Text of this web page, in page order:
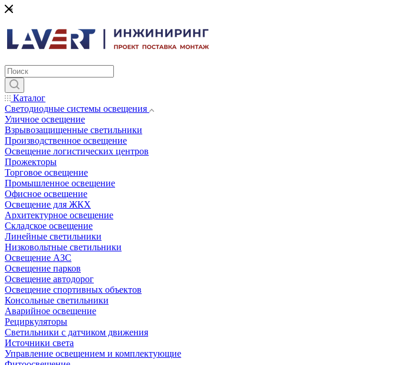
Каталог
Светодиодные системы освещения
Уличное освещение
Взрывозащищенные светильники
Производственное освещение
Освещение логистических центров
Прожекторы
Торговое освещение
Промышленное освещение
Офисное освещение
Освещение для ЖКХ
Архитектурное освещение
Складское освещение
Линейные светильники
Низковольтные светильники
Освещение АЗС
Освещение парков
Освещение автодорог
Освещение спортивных объектов
Консольные светильники
Аварийное освещение
Рециркуляторы
Светильники с датчиком движения
Источники света
Управление освещением и комплектующие
*